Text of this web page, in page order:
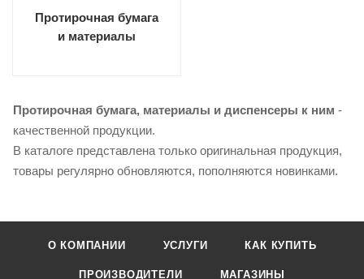
Протирочная бумага
и материалы
Протирочная бумага, материалы и диспенсеры к ним -
качественной продукции.
В каталоге представлена только оригинальная продукция,
товары регулярно обновляются, пополняются новинками.
О КОМПАНИИ УСЛУГИ КАК КУПИТЬ
ПРОИЗВОДИТЕЛИ МАГАЗИНЫ